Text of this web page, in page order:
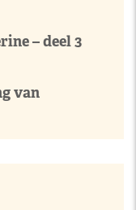
– deel 3
van